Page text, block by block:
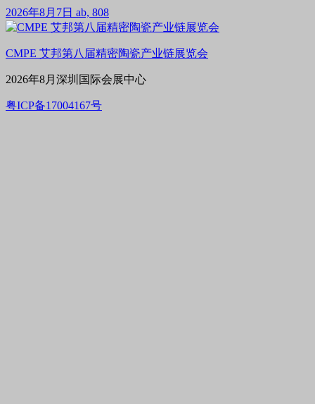
2026年8月7日 ab, 808
CMPE 艾邦第八届精密陶瓷产业链展览会
2026年8月深圳国际会展中心
粤ICP备17004167号